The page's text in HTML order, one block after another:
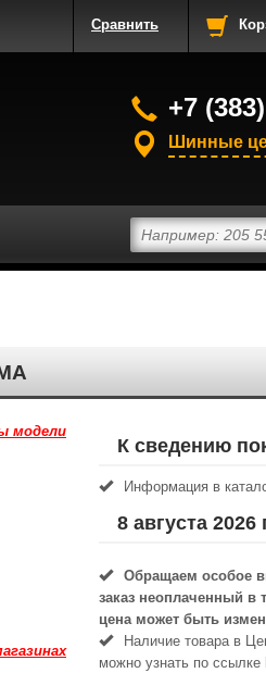
Сравнить
+7
Шинные
модели
К сведению
Информация в
8 августа 2026
Обращаем особое
заказ неоплаченный в
цена может быть
Наличие товара в
можно узнать по ссылке